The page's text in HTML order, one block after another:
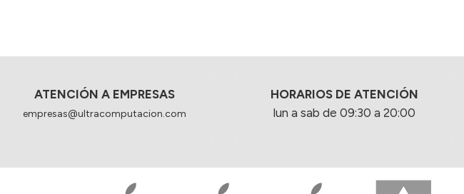
ATENCIÓN A EMPRESAS
empresas@ultracomputacion.com
HORARIOS DE ATENCIÓN
lun a sab de 09:30 a 20:00